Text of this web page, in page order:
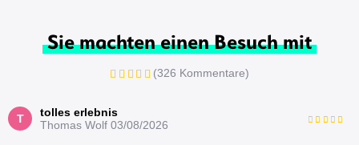
Sie machten einen Besuch mit
(326 Kommentare)
T
tolles erlebnis
Thomas Wolf 03/08/2026